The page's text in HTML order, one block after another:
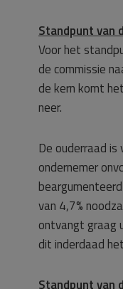
Standpunt van
Voor het
de commissie
de kern komt
neer.
De ouderraad is
ondernemer
van 4,7%
ontvangt graag
dit inderdaad
Standpunt van